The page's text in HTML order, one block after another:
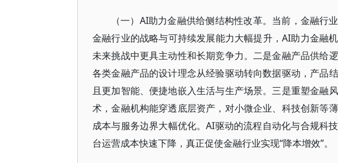
（一）AI助力金融供给侧结构性改革。当前，金融行
金融行业的战略与可持续发展能力大幅提升，AI助力金融
未来挑战中更具主动性和长期竞争力。二是金融产品供给
各类金融产品的设计理念从经验驱动转向数据驱动，产品
且更加智能、便捷地嵌入生活与生产场景。三是重塑金融
术，金融机构能穿透底层资产，对小微企业、科技创新等
成本与服务边界大幅优化。AI驱动的流程自动化与合规科
台运营成本快速下降，真正促使金融行业实现“降本增效”。